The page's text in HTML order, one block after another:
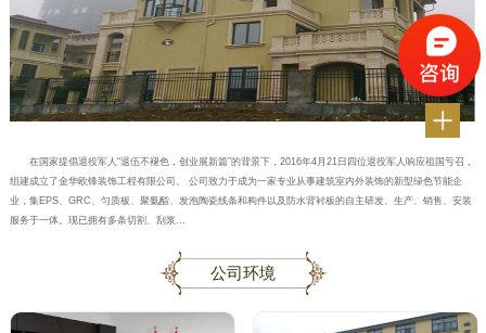
在国家提倡退役军人“退伍不褪色，创业展新篇”的背景下，2016年4月21日四位退役军人响应祖国亏召，
组建成立了金华欧锋装饰工程有限公司。 公司致力于成为一家专业从事建筑室内外装饰的新型绿色节能企
业，集EPS、GRC、匀质板、聚氨酯、发泡陶瓷线条和构件以及防水背衬板的自主研发、生产、销售、安装
服务于一体。现已拥有多条切割、刮浆...
公司环境